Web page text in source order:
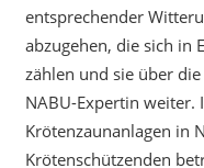
entsprechender
abzugehen, die sich in
zählen und sie über
NABU-Expertin weiter.
Krötenzaunanlagen in
Krötenschützenden